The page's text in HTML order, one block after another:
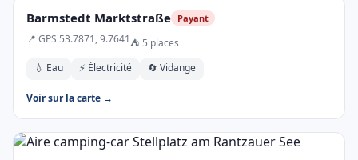
Barmstedt Marktstraße Payant
📍 GPS 53.7871, 9.7641⛺ 5 places
💧 Eau
⚡ Électricité 🔄 Vidange
Voir sur la carte →